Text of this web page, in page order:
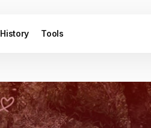
History Tools